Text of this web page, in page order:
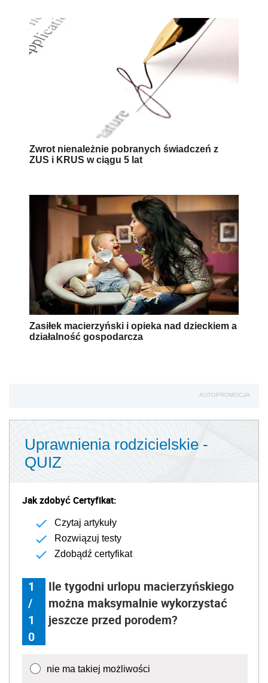
Zwrot nienależnie pobranych świadczeń z
ZUS i KRUS w ciągu 5 lat
Zasiłek macierzyński i opieka nad dzieckiem a
działalność gospodarcza
AUTOPROMOCJA
Uprawnienia rodzicielskie -
QUIZ
Jak zdobyć Certyfikat:
Czytaj artykuły
Rozwiązuj testy
Zdobądź certyfikat
1
/
1
0
Ile tygodni urlopu macierzyńskiego
można maksymalnie wykorzystać
jeszcze przed porodem?
nie ma takiej możliwości